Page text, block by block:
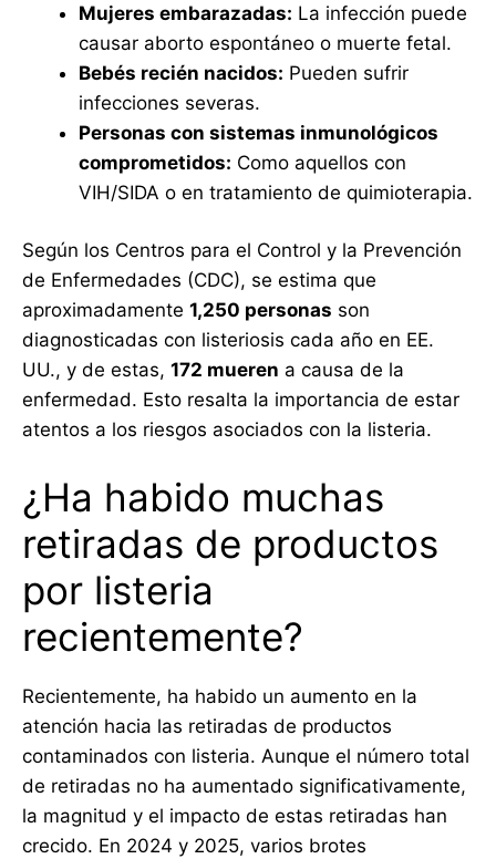
Mujeres embarazadas: La infección puede
causar aborto espontáneo o muerte fetal.
Bebés recién nacidos: Pueden sufrir
infecciones severas.
Personas con sistemas inmunológicos
comprometidos: Como aquellos con
VIH/SIDA o en tratamiento de quimioterapia.
Según los Centros para el Control y la Prevención
de Enfermedades (CDC), se estima que
aproximadamente 1,250 personas son
diagnosticadas con listeriosis cada año en EE.
UU., y de estas, 172 mueren a causa de la
enfermedad. Esto resalta la importancia de estar
atentos a los riesgos asociados con la listeria.
¿Ha habido muchas
retiradas de productos
por listeria
recientemente?
Recientemente, ha habido un aumento en la
atención hacia las retiradas de productos
contaminados con listeria. Aunque el número total
de retiradas no ha aumentado significativamente,
la magnitud y el impacto de estas retiradas han
crecido. En 2024 y 2025, varios brotes